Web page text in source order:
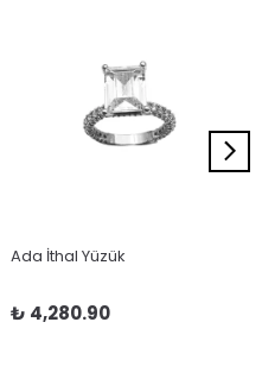
Ada İthal Yüzük
₺ 4,280.90